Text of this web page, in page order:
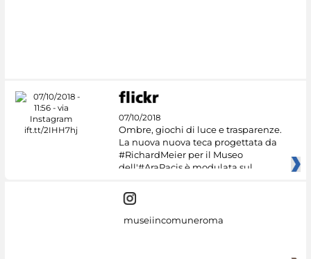
07/10/2018
Ombre, giochi di luce e trasparenze.
La nuova nuova teca progettata da
#RichardMeier per il Museo
dell'#AraPacis è modulata sul
museiincomuneroma